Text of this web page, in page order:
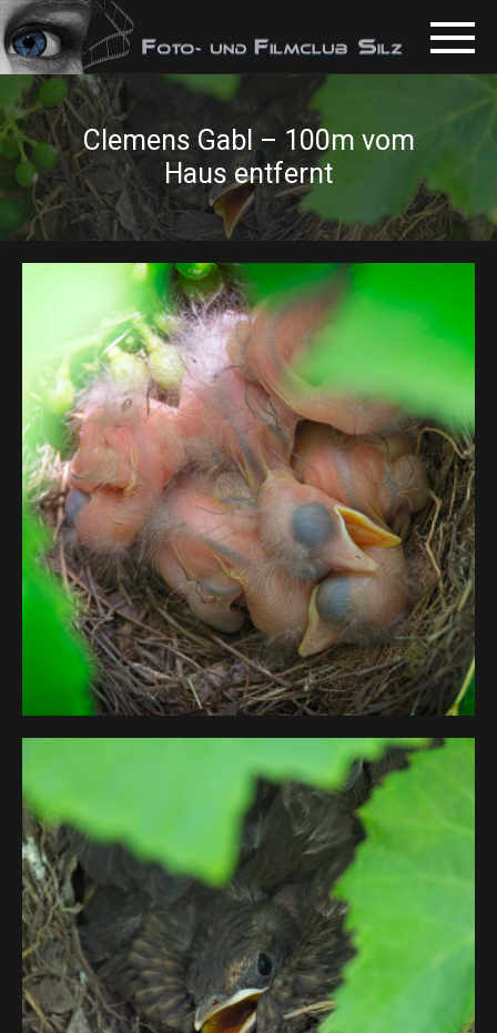
Clemens Gabl – 100m vom
Haus entfernt